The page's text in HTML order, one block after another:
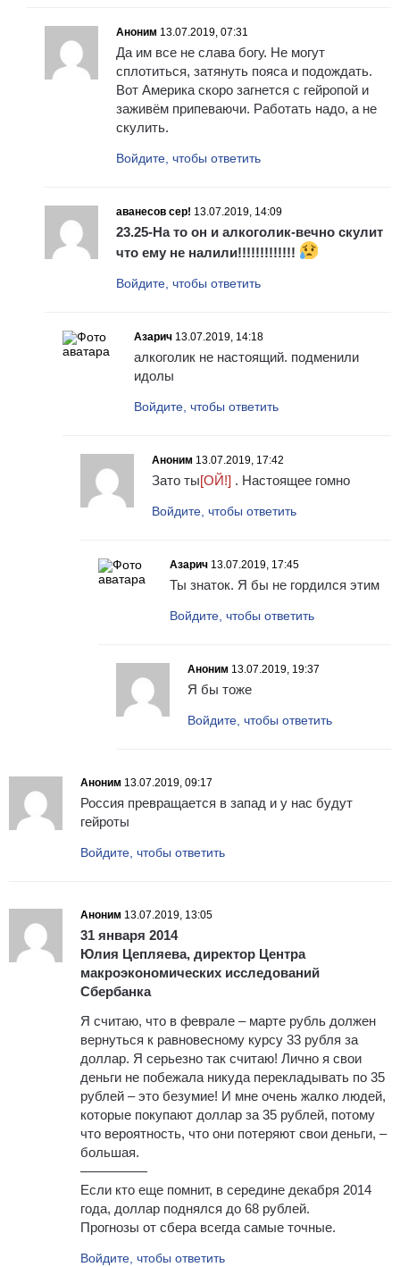
Аноним 13.07.2019, 07:31
Да им все не слава богу. Не могут
сплотиться, затянуть пояса и подождать.
Вот Америка скоро загнется с гейропой и
заживём припеваючи. Работать надо, а не
скулить.
Войдите, чтобы ответить
аванесов сер! 13.07.2019, 14:09
23.25-На то он и алкоголик-вечно скулит
что ему не налили!!!!!!!!!!!!!
Войдите, чтобы ответить
Азарич 13.07.2019, 14:18
алкоголик не настоящий. подменили
идолы
Войдите, чтобы ответить
Аноним 13.07.2019, 17:42
Зато ты[ОЙ!] . Настоящее гомно
Войдите, чтобы ответить
Азарич 13.07.2019, 17:45
Ты знаток. Я бы не гордился этим
Войдите, чтобы ответить
Аноним 13.07.2019, 19:37
Я бы тоже
Войдите, чтобы ответить
Аноним 13.07.2019, 09:17
Россия превращается в запад и у нас будут
гейроты
Войдите, чтобы ответить
Аноним 13.07.2019, 13:05
31 января 2014
Юлия Цепляева, директор Центра
макроэкономических исследований
Сбербанка
Я считаю, что в феврале – марте рубль должен
вернуться к равновесному курсу 33 рубля за
доллар. Я серьезно так считаю! Лично я свои
деньги не побежала никуда перекладывать по 35
рублей – это безумие! И мне очень жалко людей,
которые покупают доллар за 35 рублей, потому
что вероятность, что они потеряют свои деньги, –
большая.
—————
Если кто еще помнит, в середине декабря 2014
года, доллар поднялся до 68 рублей.
Прогнозы от сбера всегда самые точные.
Войдите, чтобы ответить